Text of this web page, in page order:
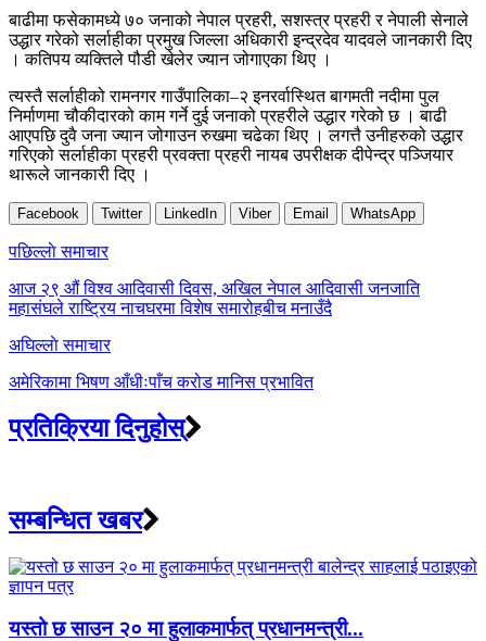
बाढीमा फसेकामध्ये ७० जनाको नेपाल प्रहरी, सशस्त्र प्रहरी र नेपाली सेनाले
उद्धार गरेको सर्लाहीका प्रमुख जिल्ला अधिकारी इन्द्रदेव यादवले जानकारी दिए
। कतिपय व्यक्तिले पौडी खेलेर ज्यान जोगाएका थिए ।
त्यस्तै सर्लाहीको रामनगर गाउँपालिका–२ इनरर्वास्थित बागमती नदीमा पुल
निर्माणमा चौकीदारको काम गर्ने दुई जनाको प्रहरीले उद्धार गरेको छ । बाढी
आएपछि दुवै जना ज्यान जोगाउन रुखमा चढेका थिए । लगत्तै उनीहरुको उद्धार
गरिएको सर्लाहीका प्रहरी प्रवक्ता प्रहरी नायब उपरीक्षक दीपेन्द्र पञ्जियार
थारूले जानकारी दिए ।
Facebook Twitter LinkedIn Viber Email WhatsApp
Post
navigation
पछिल्लाे समाचार
आज २९ औं विश्व आदिवासी दिवस, अखिल नेपाल आदिवासी जनजाति
महासंघले राष्ट्रिय नाचघरमा विशेष समारोहबीच मनाउँदै
अघिल्लाे समाचार
अमेरिकामा भिषण आँधीःपाँच करोड मानिस प्रभावित
प्रतिक्रिया दिनुहोस्
सम्बन्धित खबर
यस्तो छ साउन २० मा हुलाकमार्फत् प्रधानमन्त्री...